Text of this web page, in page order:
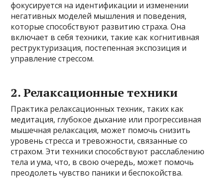
фокусируется на идентификации и изменении
негативных моделей мышления и поведения,
которые способствуют развитию страха. Она
включает в себя техники, такие как когнитивная
реструктуризация, постепенная экспозиция и
управление стрессом.
2. Релаксационные техники
Практика релаксационных техник, таких как
медитация, глубокое дыхание или прогрессивная
мышечная релаксация, может помочь снизить
уровень стресса и тревожности, связанные со
страхом. Эти техники способствуют расслаблению
тела и ума, что, в свою очередь, может помочь
преодолеть чувство паники и беспокойства.